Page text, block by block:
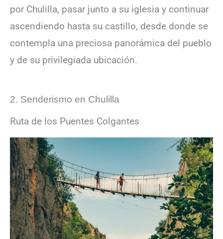
por Chulilla, pasar junto a su iglesia y continuar
ascendiendo hasta su castillo, desde donde se
contempla una preciosa panorámica del pueblo
y de su privilegiada ubicación.
2. Senderismo en Chulilla
Ruta de los Puentes Colgantes